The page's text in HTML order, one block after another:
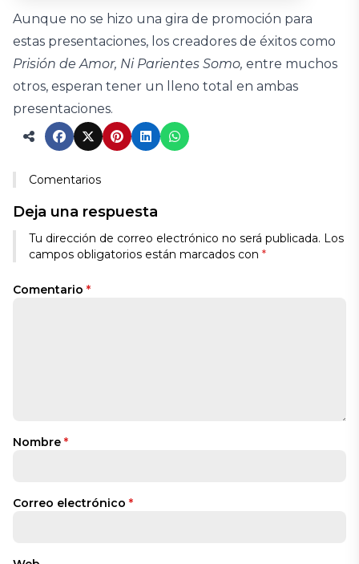
Aunque no se hizo una gira de promoción para
estas presentaciones, los creadores de éxitos como
Prisión de Amor, Ni Parientes Somo, entre muchos
otros, esperan tener un lleno total en ambas
presentaciones.
Comentarios
Deja una respuesta
Tu dirección de correo electrónico no será publicada. Los
campos obligatorios están marcados con *
Comentario *
Nombre *
Correo electrónico *